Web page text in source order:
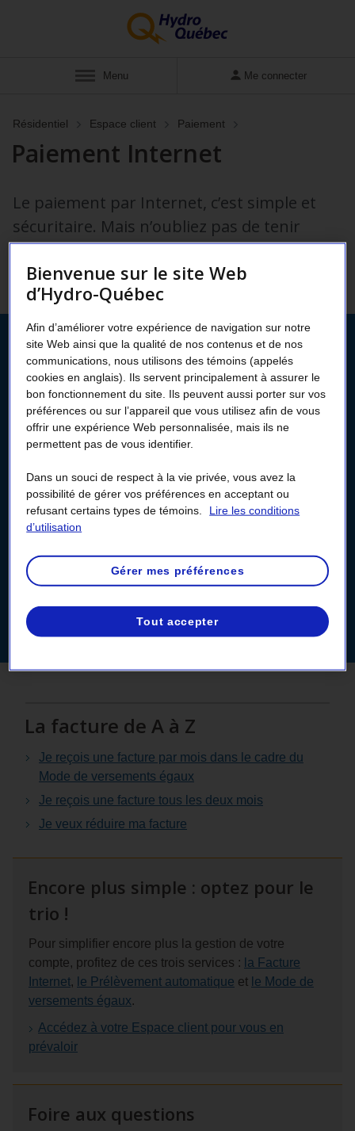
Afficher
Menu Me connecter
Résidentiel Espace client Paiement
Paiement Internet
Le paiement par Internet, c’est simple et
sécuritaire. Mais n’oubliez pas de tenir
compte du délai de traitement si vous
voulez respecter la date limite de paiement.
Payer ma facture sans
frais de transaction
Accédez à votre Espace client pour payer votre
Si vous n’avez pas encore créé votre Espace client,
c’est le bon moment de le faire !
Créer mon Espace client
Cliquez
de
client
La facture de A à Z
Je reçois une facture par mois dans le cadre du
Mode de versements égaux
Je reçois une facture tous les deux mois
Je veux réduire ma facture
Encore plus simple : optez pour le
trio !
Pour simplifier encore plus la gestion de votre
compte, profitez de ces trois services : la Facture
Internet, le Prélèvement automatique et le Mode de
versements égaux.
Accédez à votre Espace client pour vous en
prévaloir
Foire aux questions
Bienvenue sur le site Web
d’Hydro-Québec
Afin d’améliorer votre expérience de navigation sur notre
site Web ainsi que la qualité de nos contenus et de nos
communications, nous utilisons des témoins (appelés
cookies en anglais). Ils servent principalement à assurer le
bon fonctionnement du site. Ils peuvent aussi porter sur vos
préférences ou sur l’appareil que vous utilisez afin de vous
offrir une expérience Web personnalisée, mais ils ne
permettent pas de vous identifier.
Dans un souci de respect à la vie privée, vous avez la
possibilité de gérer vos préférences en acceptant ou
refusant certains types de témoins.
Lire les conditions
d’utilisation
Gérer mes préférences
Tout accepter